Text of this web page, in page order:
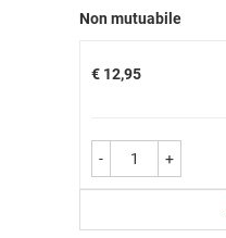
Non mutuabile
Prezzo
€ 12,95
- +